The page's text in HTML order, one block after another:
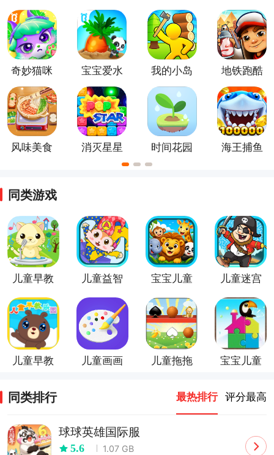
国际服
手游
方版
奇妙猫咪
世界最新
版本
宝宝爱水
果蔬菜官
方正版
我的小岛 地铁跑酷
风味美食
消灭星星
时间花园
海王捕鱼
同类游戏
儿童早教
儿童益智
宝宝儿童
儿童迷宫
儿童早教
儿童画画
儿童拖拖
宝宝儿童
同类排行 最热排行 评分最高
球球英雄国际服
5.6
1.07 GB